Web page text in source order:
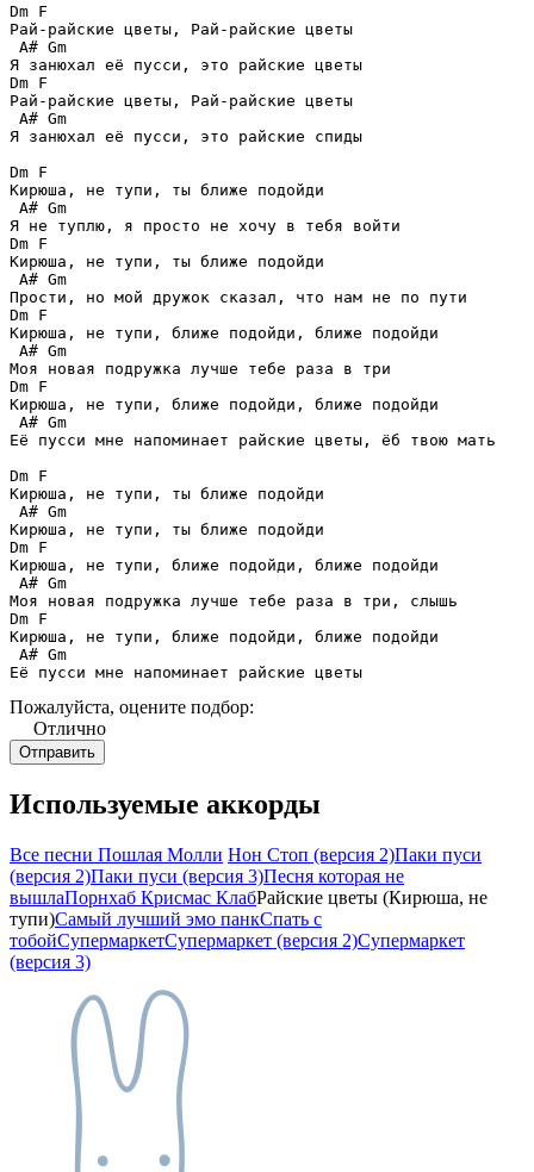
Dm F
Рай-райские цветы, Рай-райские цветы
A# Gm
Я занюхал её пусси, это райские цветы
Dm F
Рай-райские цветы, Рай-райские цветы
A# Gm
Я занюхал её пусси, это райские спиды
Dm F
Кирюша, не тупи, ты ближе подойди
A# Gm
Я не туплю, я просто не хочу в тебя войти
Dm F
Кирюша, не тупи, ты ближе подойди
A# Gm
Прости, но мой дружок сказал, что нам не по пути
Dm F
Кирюша, не тупи, ближе подойди, ближе подойди
A# Gm
Моя новая подружка лучше тебе раза в три
Dm F
Кирюша, не тупи, ближе подойди, ближе подойди
A# Gm
Её пусси мне напоминает райские цветы, ёб твою мать
Dm F
Кирюша, не тупи, ты ближе подойди
A# Gm
Кирюша, не тупи, ты ближе подойди
Dm F
Кирюша, не тупи, ближе подойди, ближе подойди
A# Gm
Моя новая подружка лучше тебе раза в три, слышь
Dm F
Кирюша, не тупи, ближе подойди, ближе подойди
A# Gm
Её пусси мне напоминает райские цветы
Пожалуйста, оцените подбор:
Отлично
Используемые аккорды
Все песни Пошлая Молли Нон Стоп (версия 2)Паки пуси
(версия 2)Паки пуси (версия 3)Песня которая не
вышлаПорнхаб Крисмас КлабРайские цветы (Кирюша, не
тупи)Самый лучший эмо панкСпать с
тобойСупермаркетСупермаркет (версия 2)Супермаркет
(версия 3)